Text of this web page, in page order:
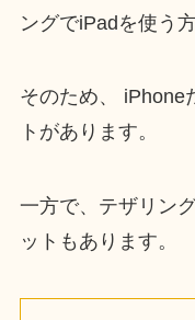
ングでiPadを使う
そのため、 iPhone
トがあります。
一方で、テザリン
ットもあります。